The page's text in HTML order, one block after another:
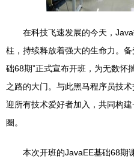
在科技飞速发展的今天，
柱，持续释放着强大的生命力。
础68期”正式宣布开班，为无数怀
之路的大门。与此黑马程序员技
迎所有技术爱好者加入，共同构
圈。
本次开班的JavaEE基础68期